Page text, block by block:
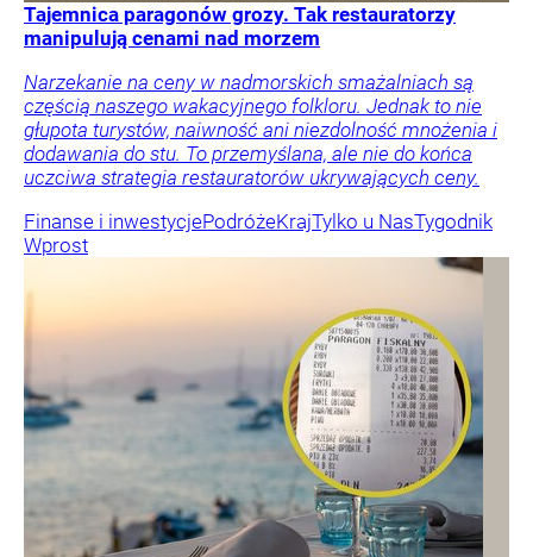
Tajemnica paragonów grozy. Tak restauratorzy
manipulują cenami nad morzem
Narzekanie na ceny w nadmorskich smażalniach są
częścią naszego wakacyjnego folkloru. Jednak to nie
głupota turystów, naiwność ani niezdolność mnożenia i
dodawania do stu. To przemyślana, ale nie do końca
uczciwa strategia restauratorów ukrywających ceny.
Finanse i inwestycjePodróżeKrajTylko u NasTygodnik
Wprost